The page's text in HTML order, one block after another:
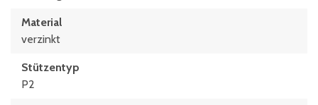
Material
verzinkt
Stützentyp
P2